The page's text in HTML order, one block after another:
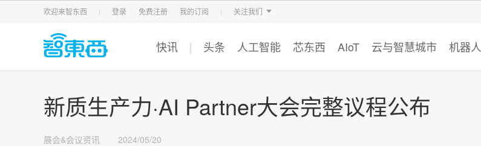
欢迎来智东西 登录 免费注册 我的订阅 关注我们
智东西 车东西 芯东西 智猩猩
快讯 头条 人工智能 芯东西 AIoT 云与智慧城市 机器人
新质生产力·AI Partner大会完整议程公布
展会&会议资讯 2024/05/20